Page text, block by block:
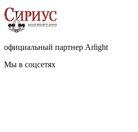
официальный партнер Arlight
Мы в соцсетях